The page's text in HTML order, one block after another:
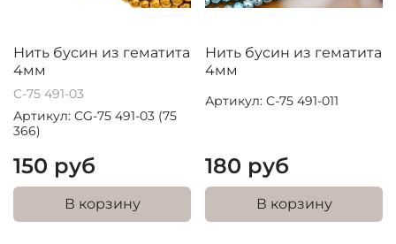
Нить бусин из гематита
4мм
C-75 491-03
Артикул: CG-75 491-03 (75
366)
150 руб
В корзину
Нить бусин из гематита
4мм
Артикул: С-75 491-011
180 руб
В корзину